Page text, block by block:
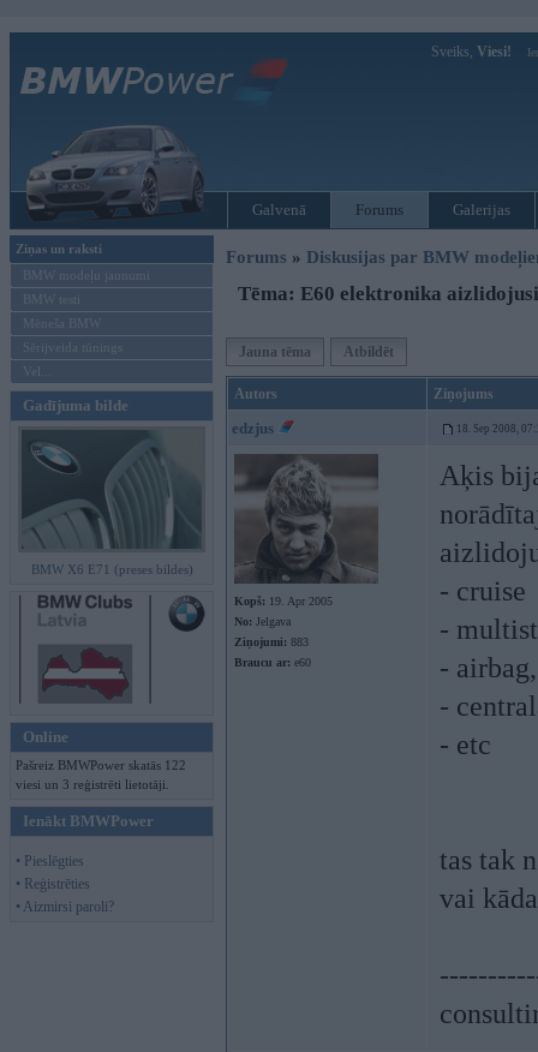
Sveiks, Viesi!
Galvenā Forums Galerijas
Ziņas un raksti
BMW modeļu jaunumi
BMW testi
Mēneša BMW
Sērijveida tūnings
Vel...
Gadījuma bilde
BMW X6 E71 (preses bildes)
Online
Pašreiz BMWPower skatās 122
viesi un 3 reģistrēti lietotāji.
Ienākt BMWPower
• Pieslēgties
• Reģistrēties
• Aizmirsi paroli?
Forums » Diskusijas par BMW
Tēma: E60 elektronika aizlidojusi
Jauna tēma Atbildēt
Autors Ziņojums
edzjus 18. Sep 2008,
Kopš: 19. Apr 2005
No: Jelgava
Ziņojumi: 883
Braucu ar: e60
Aķis
- cruise
-
-
-
- etc
tas tak
vai